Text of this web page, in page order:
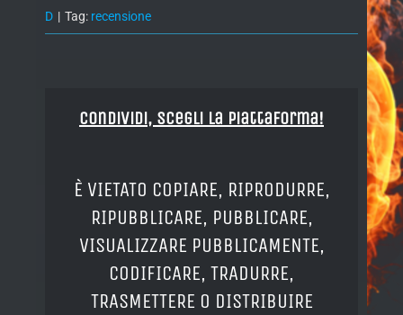
D | Tag: recensione
Condividi, Scegli la piattaforma!
È VIETATO COPIARE, RIPRODURRE,
RIPUBBLICARE, PUBBLICARE,
VISUALIZZARE PUBBLICAMENTE,
CODIFICARE, TRADURRE,
TRASMETTERE O DISTRIBUIRE